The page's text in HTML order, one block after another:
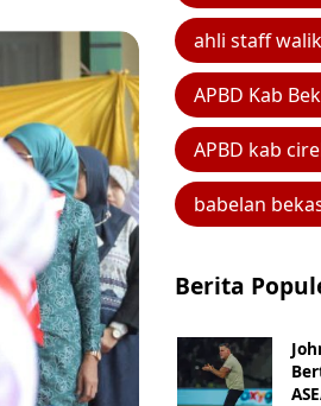
ahli staff
APBD Kab
APBD kab
babelan
Berita